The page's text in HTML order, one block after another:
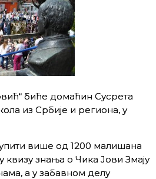
биће домаћин Сусрета
из Србије и региона, у
више од 1200 малишана
квизу знања о Чика Јови Змају
а у забавном делу